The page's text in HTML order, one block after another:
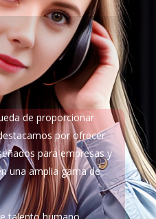
de proporcionar
por ofrecer
para empresas y
una amplia gama de